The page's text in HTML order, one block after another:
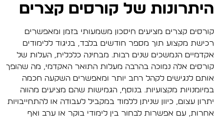
היתרונות של קורסים קצרים
קורסים קצרים מציעים חיסכון משמעותי בזמן ומאפשרים
רכישת מקצוע תוך מספר חודשים בלבד, בניגוד ללימודים
אקדמיים הנמשכים שנים רבות. מבחינה כלכלית, העלות של
קורסים אלה נמוכה בהרבה מעלות התואר האקדמי, מה שהופך
אותם לנגישים לקהל רחב יותר ומאפשרים השקעה חכמה
במיומנויות מקצועיות. בנוסף, הגמישות שהם מציעים מהווה
יתרון עצום, כיוון שניתן ללמוד במקביל לעבודה או להתחייבויות
אחרות, עם אפשרות לבחור בין לימודי בוקר או ערב ואף